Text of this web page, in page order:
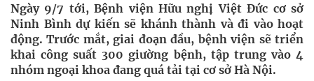
Ngày 9/7 tới, Bệnh viện Hữu nghị Việt Đức cơ sở
Ninh Bình dự kiến sẽ khánh thành và đi vào hoạt
động. Trước mắt, giai đoạn đầu, bệnh viện sẽ triển
khai công suất 300 giường bệnh, tập trung vào 4
nhóm ngoại khoa đang quá tải tại cơ sở Hà Nội.